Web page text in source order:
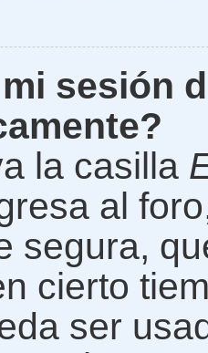
sesión
la casilla
al
segura,
cierto
ser